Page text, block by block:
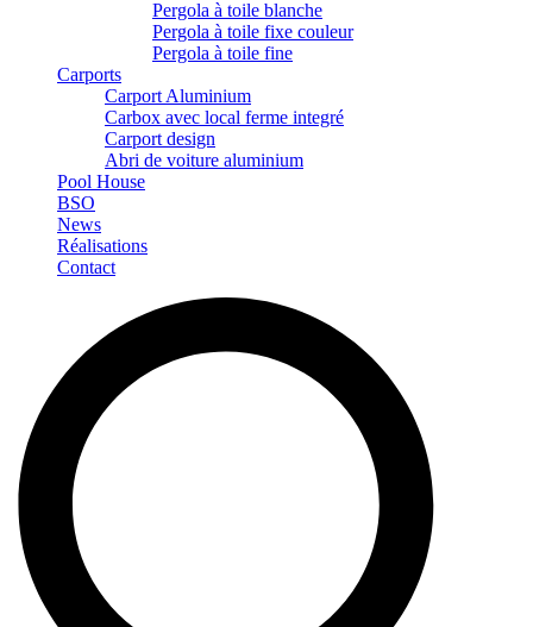
Pergola à toile blanche
Pergola à toile fixe couleur
Pergola à toile fine
Carports
Carport Aluminium
Carbox avec local ferme integré
Carport design
Abri de voiture aluminium
Pool House
BSO
News
Réalisations
Contact